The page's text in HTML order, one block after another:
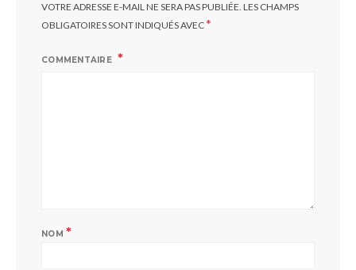
VOTRE ADRESSE E-MAIL NE SERA PAS PUBLIÉE. LES CHAMPS
OBLIGATOIRES SONT INDIQUÉS AVEC*
COMMENTAIRE
NOM *